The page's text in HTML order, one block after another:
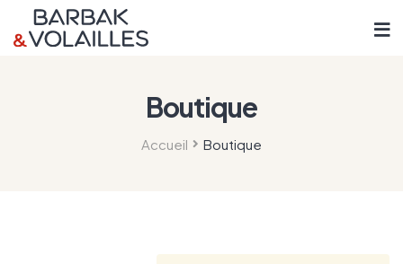
Boutique
Accueil Boutique